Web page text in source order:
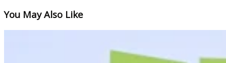
You May Also Like